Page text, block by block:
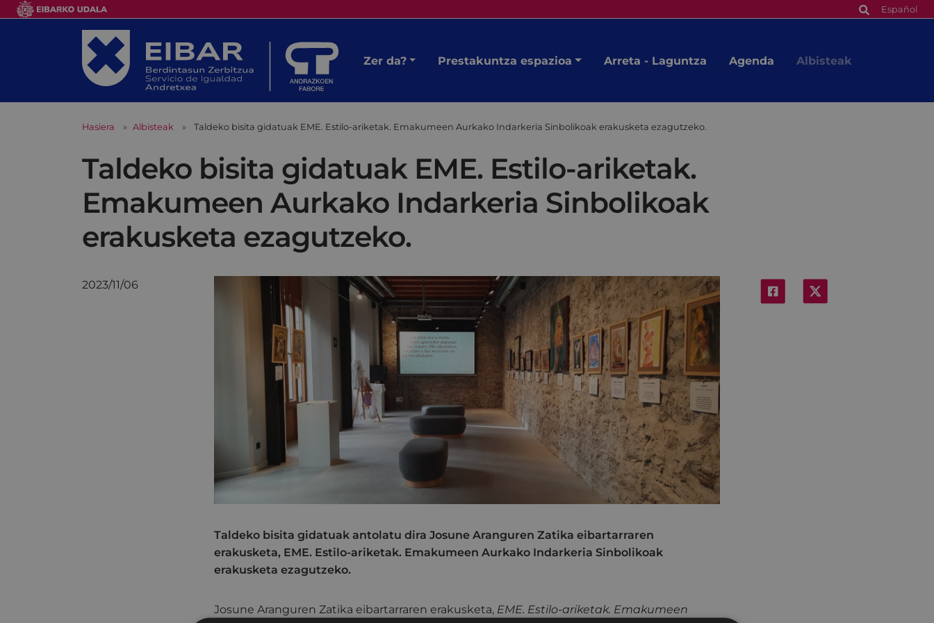
Español
Zer da? Prestakuntza espazioa Arreta - Laguntza Agenda Albisteak
Hasiera Albisteak Taldeko bisita gidatuak EME. Estilo-ariketak. Emakumeen Aurkako Indarkeria Sinbolikoak erakusketa ezagutzeko.
Taldeko bisita gidatuak EME. Estilo-ariketak.
Emakumeen Aurkako Indarkeria Sinbolikoak
erakusketa ezagutzeko.
2023/11/06
Taldeko bisita gidatuak antolatu dira Josune Aranguren Zatika eibartarraren
erakusketa, EME. Estilo-ariketak. Emakumeen Aurkako Indarkeria Sinbolikoak
erakusketa ezagutzeko.
Josune Aranguren Zatika eibartarraren erakusketa, EME. Estilo-ariketak. Emakumeen